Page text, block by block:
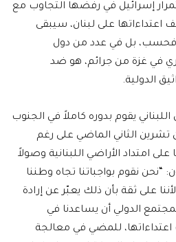
إسرائيل في رفضها التجاوب مع
اعتداءاتها على لبنان، سيبقى
فحسب، بل في عدد من دول
في غزة من جرائم، هو ضد
الدولية.
يقوم بدوره كاملاً في الجنوب
تشرين الثاني الماضي على رغم
على امتداد الأراضي اللبنانية وصولاً
“نحن نقوم بواجباتنا تجاه وطننا
لأننا على ثقة بأن ذلك يعبّر عن إرادة
الدولي أن يساعدنا في
للمضي في معالجة